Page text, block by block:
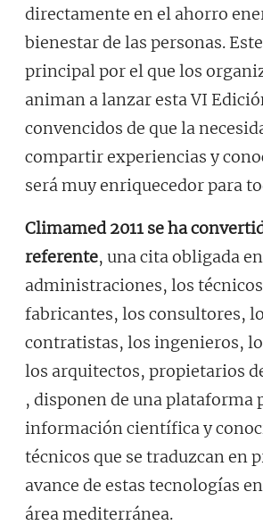
directamente en el ahorro
bienestar de las personas.
principal por el que los
animan a lanzar esta VI
convencidos de que la
compartir experiencias y
será muy enriquecedor para
Climamed 2011 se ha
referente, una cita obligada
administraciones, los
fabricantes, los consultores,
contratistas, los ingenieros,
los arquitectos, propietarios
, disponen de una plataforma
información científica y
técnicos que se traduzcan en
avance de estas tecnologías
área mediterránea.